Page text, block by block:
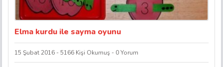
Elma kurdu ile sayma oyunu
15 Şubat 2016 - 5166 Kişi Okumuş - 0 Yorum